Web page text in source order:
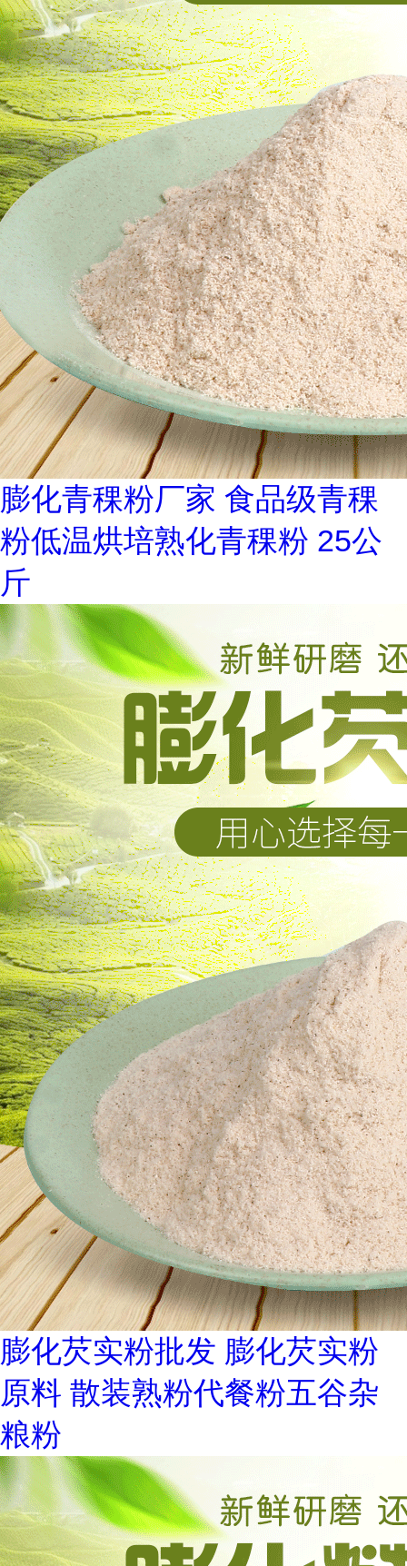
膨化青稞粉厂家 食品级青稞
粉低温烘培熟化青稞粉 25公
斤
膨化芡实粉批发 膨化芡实粉
原料 散装熟粉代餐粉五谷杂
粮粉